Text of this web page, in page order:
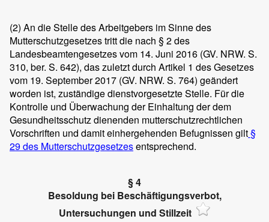
(2) An die Stelle des Arbeitgebers im Sinne des
Mutterschutzgesetzes tritt die nach § 2 des
Landesbeamtengesetzes vom 14. Juni 2016 (GV. NRW. S.
310, ber. S. 642), das zuletzt durch Artikel 1 des Gesetzes
vom 19. September 2017 (GV. NRW. S. 764) geändert
worden ist, zuständige dienstvorgesetzte Stelle. Für die
Kontrolle und Überwachung der Einhaltung der dem
Gesundheitsschutz dienenden mutterschutzrechtlichen
Vorschriften und damit einhergehenden Befugnissen gilt§
29 des Mutterschutzgesetzesentsprechend.
§ 4
Besoldung bei Beschäftigungsverbot,
Untersuchungen und Stillzeit